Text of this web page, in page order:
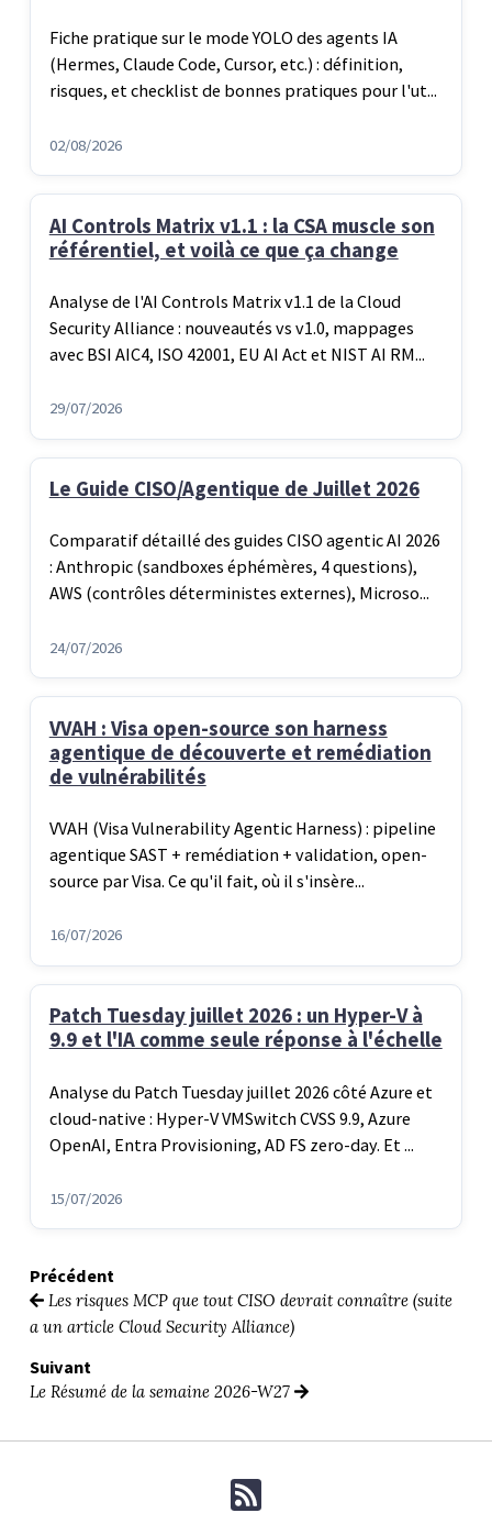
Fiche pratique sur le mode YOLO des agents IA
(Hermes, Claude Code, Cursor, etc.) : définition,
risques, et checklist de bonnes pratiques pour l'ut...
02/08/2026
AI Controls Matrix v1.1 : la CSA muscle son
référentiel, et voilà ce que ça change
Analyse de l'AI Controls Matrix v1.1 de la Cloud
Security Alliance : nouveautés vs v1.0, mappages
avec BSI AIC4, ISO 42001, EU AI Act et NIST AI RM...
29/07/2026
Le Guide CISO/Agentique de Juillet 2026
Comparatif détaillé des guides CISO agentic AI 2026
: Anthropic (sandboxes éphémères, 4 questions),
AWS (contrôles déterministes externes), Microso...
24/07/2026
VVAH : Visa open-source son harness
agentique de découverte et remédiation
de vulnérabilités
VVAH (Visa Vulnerability Agentic Harness) : pipeline
agentique SAST + remédiation + validation, open-
source par Visa. Ce qu'il fait, où il s'insère...
16/07/2026
Patch Tuesday juillet 2026 : un Hyper-V à
9.9 et l'IA comme seule réponse à l'échelle
Analyse du Patch Tuesday juillet 2026 côté Azure et
cloud-native : Hyper-V VMSwitch CVSS 9.9, Azure
OpenAI, Entra Provisioning, AD FS zero-day. Et ...
15/07/2026
Précédent
Les risques MCP que tout CISO devrait connaître (suite
a un article Cloud Security Alliance)
Suivant
Le Résumé de la semaine 2026-W27